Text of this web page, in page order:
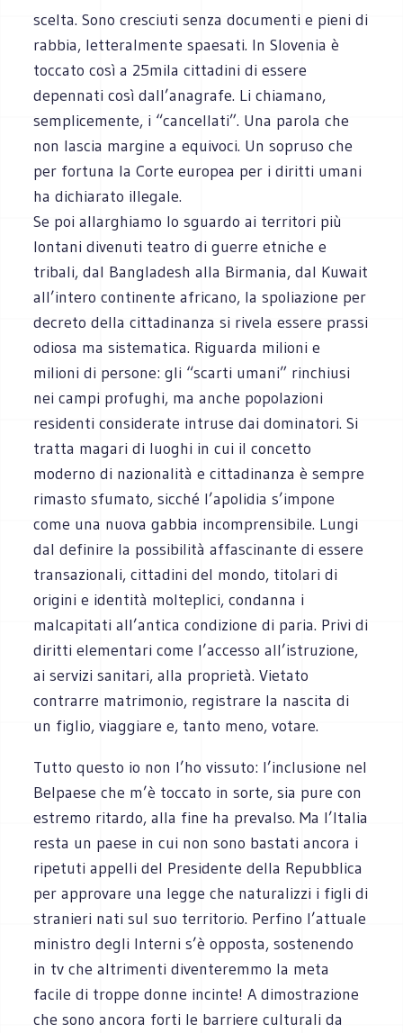
scelta. Sono cresciuti senza documenti e pieni di
rabbia, letteralmente spaesati. In Slovenia è
toccato così a 25mila cittadini di essere
depennati così dall’anagrafe. Li chiamano,
semplicemente, i “cancellati”. Una parola che
non lascia margine a equivoci. Un sopruso che
per fortuna la Corte europea per i diritti umani
ha dichiarato illegale.
Se poi allarghiamo lo sguardo ai territori più
lontani divenuti teatro di guerre etniche e
tribali, dal Bangladesh alla Birmania, dal Kuwait
all’intero continente africano, la spoliazione per
decreto della cittadinanza si rivela essere prassi
odiosa ma sistematica. Riguarda milioni e
milioni di persone: gli “scarti umani” rinchiusi
nei campi profughi, ma anche popolazioni
residenti considerate intruse dai dominatori. Si
tratta magari di luoghi in cui il concetto
moderno di nazionalità e cittadinanza è sempre
rimasto sfumato, sicché l’apolidia s’impone
come una nuova gabbia incomprensibile. Lungi
dal definire la possibilità affascinante di essere
transazionali, cittadini del mondo, titolari di
origini e identità molteplici, condanna i
malcapitati all’antica condizione di paria. Privi di
diritti elementari come l’accesso all’istruzione,
ai servizi sanitari, alla proprietà. Vietato
contrarre matrimonio, registrare la nascita di
un figlio, viaggiare e, tanto meno, votare.
Tutto questo io non l’ho vissuto: l’inclusione nel
Belpaese che m’è toccato in sorte, sia pure con
estremo ritardo, alla fine ha prevalso. Ma l’Italia
resta un paese in cui non sono bastati ancora i
ripetuti appelli del Presidente della Repubblica
per approvare una legge che naturalizzi i figli di
stranieri nati sul suo territorio. Perfino l’attuale
ministro degli Interni s’è opposta, sostenendo
in tv che altrimenti diventeremmo la meta
facile di troppe donne incinte! A dimostrazione
che sono ancora forti le barriere culturali da